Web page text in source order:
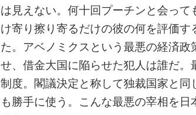
は見えない。何十回プーチンと会っ
け寄り擦り寄るだけの彼の何を評価
た。アベノミクスという最悪の経済
せ、借金大国に陥らせた犯人は誰だ
制度。閣議決定と称して独裁国家と
も勝手に使う。こんな最悪の宰相を